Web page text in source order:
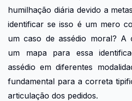
humilhação diária devido a
identificar se isso é um mero
um caso de assédio moral? A
um mapa para essa
assédio em diferentes
fundamental para a correta
articulação dos pedidos.